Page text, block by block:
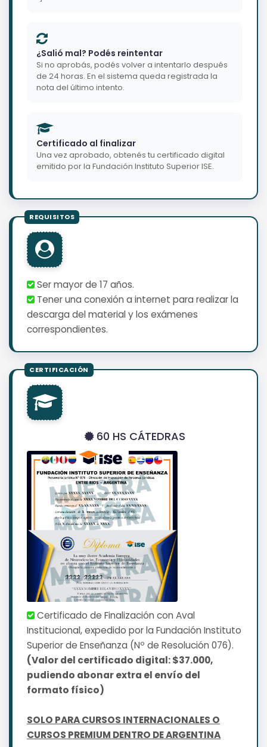
¿Salió mal? Podés reintentar
Si no aprobás, podés volver a intentarlo después
de 24 horas. En el sistema queda registrada la
nota del último intento.
Certificado al finalizar
Una vez aprobado, obtenés tu certificado digital
emitido por la Fundación Instituto Superior ISE.
Ser mayor de 17 años.
Tener una conexión a internet para realizar la
descarga del material y los exámenes
correspondientes.
60 HS CÁTEDRAS
Certificado de Finalización con Aval
Institucional, expedido por la Fundación Instituto
Superior de Enseñanza (Nº de Resolución 076).
(Valor del certificado digital: $37.000,
pudiendo abonar extra el envío del
formato físico)
SOLO PARA CURSOS INTERNACIONALES O
CURSOS PREMIUM DENTRO DE ARGENTINA